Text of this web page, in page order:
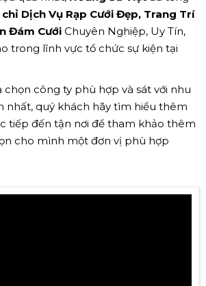
chỉ Dịch Vụ Rạp Cưới Đẹp, Trang Trí
Đám Cưới Chuyên Nghiệp, Uy Tín,
trong lĩnh vực tổ chức sự kiện tại
chọn công ty phù hợp và sát với nhu
nhất, quý khách hãy tìm hiểu thêm
tiếp đến tận nơi để tham khảo thêm
cho mình một đơn vị phù hợp